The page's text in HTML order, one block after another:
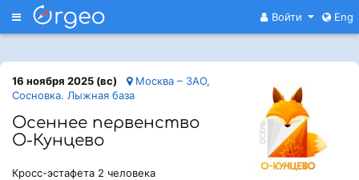
Меню Войти Eng
16 ноября 2025 (вс)
Москва – ЗАО,
Сосновка. Лыжная база
Осеннее первенство
О-Кунцево
Кросс-эстафета 2 человека